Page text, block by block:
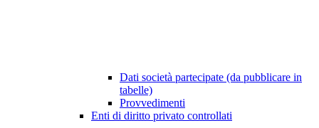
Dati società partecipate (da pubblicare in
tabelle)
Provvedimenti
Enti di diritto privato controllati